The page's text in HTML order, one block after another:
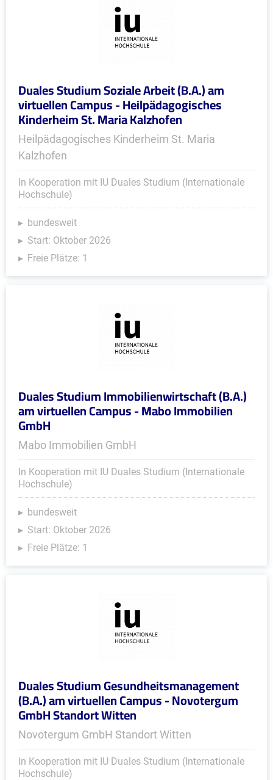
Duales Studium Soziale Arbeit (B.A.) am
virtuellen Campus - Heilpädagogisches
Kinderheim St. Maria Kalzhofen
Heilpädagogisches Kinderheim St. Maria
Kalzhofen
In Kooperation mit IU Duales Studium (Internationale
Hochschule)
bundesweit
Start: Oktober 2026
Freie Plätze: 1
Duales Studium Immobilienwirtschaft (B.A.)
am virtuellen Campus - Mabo Immobilien
GmbH
Mabo Immobilien GmbH
In Kooperation mit IU Duales Studium (Internationale
Hochschule)
bundesweit
Start: Oktober 2026
Freie Plätze: 1
Duales Studium Gesundheitsmanagement
(B.A.) am virtuellen Campus - Novotergum
GmbH Standort Witten
Novotergum GmbH Standort Witten
In Kooperation mit IU Duales Studium (Internationale
Hochschule)